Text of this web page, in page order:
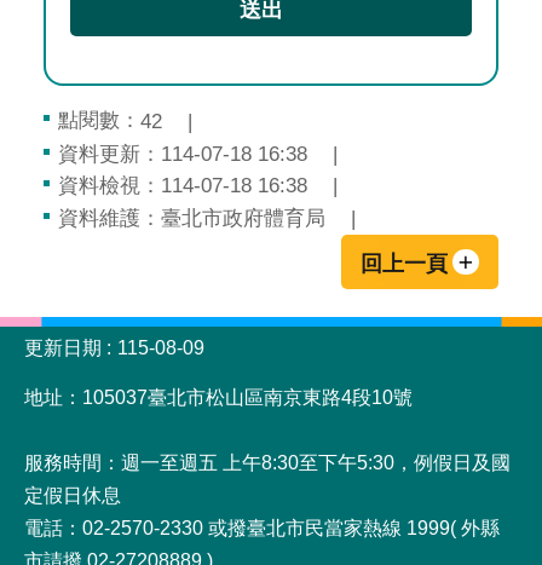
點閱數： 42
資料更新：114-07-18 16:38
資料檢視：114-07-18 16:38
資料維護：臺北市政府體育局
回上一頁
:::
更新日期
115-08-09
地址：105037臺北市松山區南京東路4段10號
服務時間：週一至週五 上午8:30至下午5:30，例假日及國
定假日休息
電話：02-2570-2330 或撥臺北市民當家熱線 1999( 外縣
市請撥 02-27208889 )